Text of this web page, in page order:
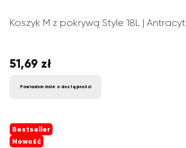
Koszyk M z pokrywą Style 18L | Antracyt
Cena
51,69 zł
Powiadom mnie o dostępności
Bestseller
Nowość